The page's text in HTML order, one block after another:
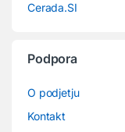
Cerada.SI
Podpora
O podjetju
Kontakt